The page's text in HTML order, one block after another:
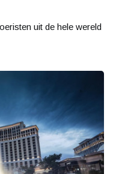
uit de hele wereld